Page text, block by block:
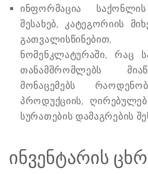
ინფორმაცია
შესახებ, კატეგორიის
გათვალისწინებით,
ნომენკლატურაში, რაც
თანამშრომლებს
მონაცემებს
პროდუქციის,
სურათების დამაგრების
ინვენტარის